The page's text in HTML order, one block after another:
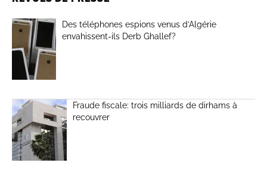
Des téléphones espions venus d’Algérie
envahissent-ils Derb Ghallef?
Fraude fiscale: trois milliards de dirhams à
recouvrer